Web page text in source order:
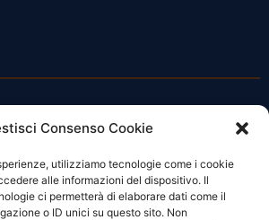
Consenso Cookie
utilizziamo tecnologie come i cookie
alle informazioni del dispositivo. Il
ci permetterà di elaborare dati come il
o ID unici su questo sito. Non